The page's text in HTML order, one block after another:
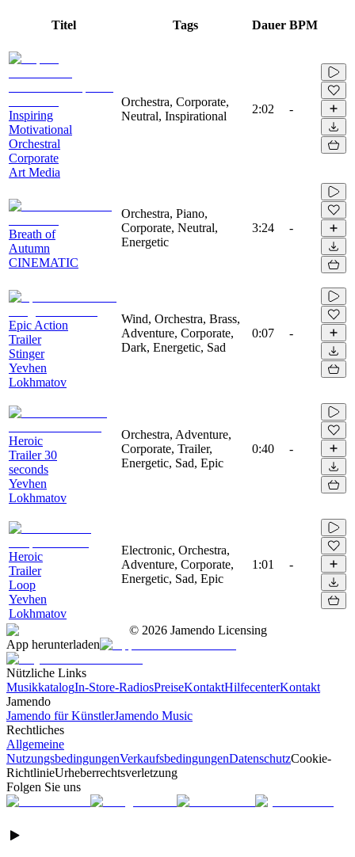
Titel Tags Dauer BPM
Inspiring
Motivational
Orchestral
Corporate
Art Media
Orchestra, Corporate,
Neutral, Inspirational
2:02 -
Breath of
Autumn
CINEMATIC
Orchestra, Piano,
Corporate, Neutral,
Energetic
3:24 -
Epic Action
Trailer
Stinger
Yevhen
Lokhmatov
Wind, Orchestra, Brass,
Adventure, Corporate,
Dark, Energetic, Sad
0:07 -
Heroic
Trailer 30
seconds
Yevhen
Lokhmatov
Orchestra, Adventure,
Corporate, Trailer,
Energetic, Sad, Epic
0:40 -
Heroic
Trailer
Loop
Yevhen
Lokhmatov
Electronic, Orchestra,
Adventure, Corporate,
Energetic, Sad, Epic
1:01 -
© 2026 Jamendo Licensing
App herunterladen
Nützliche Links
MusikkatalogIn-Store-RadiosPreiseKontaktHilfecenterKontakt
Jamendo
Jamendo für KünstlerJamendo Music
Rechtliches
Allgemeine
NutzungsbedingungenVerkaufsbedingungenDatenschutzCookie-
RichtlinieUrheberrechtsverletzung
Folgen Sie uns